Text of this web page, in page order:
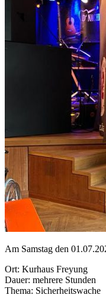
Am Samstag den
Ort: Kurhaus Freyung
Dauer: mehrere Stunden
Thema: Sicherheitswache